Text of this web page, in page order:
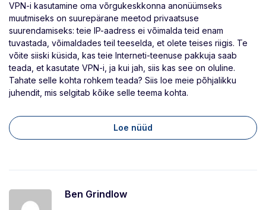
VPN-i kasutamine oma võrgukeskkonna anonüümseks
muutmiseks on suurepärane meetod privaatsuse
suurendamiseks: teie IP-aadress ei võimalda teid enam
tuvastada, võimaldades teil teeselda, et olete teises riigis. Te
võite siiski küsida, kas teie Interneti-teenuse pakkuja saab
teada, et kasutate VPN-i, ja kui jah, siis kas see on oluline.
Tahate selle kohta rohkem teada? Siis loe meie põhjalikku
juhendit, mis selgitab kõike selle teema kohta.
Loe nüüd
Ben Grindlow